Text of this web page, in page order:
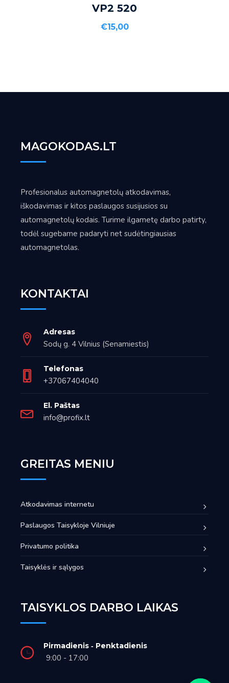
Į KREPŠELĮ
VP2 520
€15,00
MAGOKODAS.LT
Profesionalus automagnetolų atkodavimas,
iškodavimas ir kitos paslaugos susijusios su
automagnetolų kodais. Turime ilgametę darbo patirty,
todėl sugebame padaryti net sudėtingiausias
automagnetolas.
KONTAKTAI
Adresas
Sodų g. 4 Vilnius (Senamiestis)
Telefonas
+37067404040
El. Paštas
info@profix.lt
GREITAS MENIU
Atkodavimas internetu
Paslaugos Taisykloje Vilniuje
Privatumo politika
Taisyklės ir sąlygos
TAISYKLOS DARBO LAIKAS
Pirmadienis ‑ Penktadienis
9:00 - 17:00